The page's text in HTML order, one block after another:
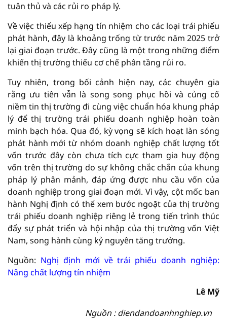
tuân thủ và các rủi ro pháp lý.
Về việc thiếu xếp hạng tín nhiệm cho các loại trái phiếu
phát hành, đây là khoảng trống từ trước năm 2025 trở
lại giai đoạn trước. Đây cũng là một trong những điểm
khiến thị trường thiếu cơ chế phân tầng rủi ro.
Tuy nhiên, trong bối cảnh hiện nay, các chuyên gia
rằng ưu tiên vẫn là song song phục hồi và củng cố
niềm tin thị trường đi cùng việc chuẩn hóa khung pháp
lý để thị trường trái phiếu doanh nghiệp hoàn toàn
minh bạch hóa. Qua đó, kỳ vọng sẽ kích hoạt làn sóng
phát hành mới từ nhóm doanh nghiệp chất lượng tốt
vốn trước đây còn chưa tích cực tham gia huy động
vốn trên thị trường do sự không chắc chắn của khung
pháp lý phân mảnh, đáp ứng được nhu cầu vốn của
doanh nghiệp trong giai đoạn mới. Vì vậy, cột mốc ban
hành Nghị định có thể xem bước ngoặt của thị trường
trái phiếu doanh nghiệp riêng lẻ trong tiến trình thúc
đẩy sự phát triển và hội nhập của thị trường vốn Việt
Nam, song hành cùng kỷ nguyên tăng trưởng.
Nguồn: Nghị định mới về trái phiếu doanh nghiệp:
Nâng chất lượng tín nhiệm
Lê Mỹ
Nguồn : diendandoanhnghiep.vn